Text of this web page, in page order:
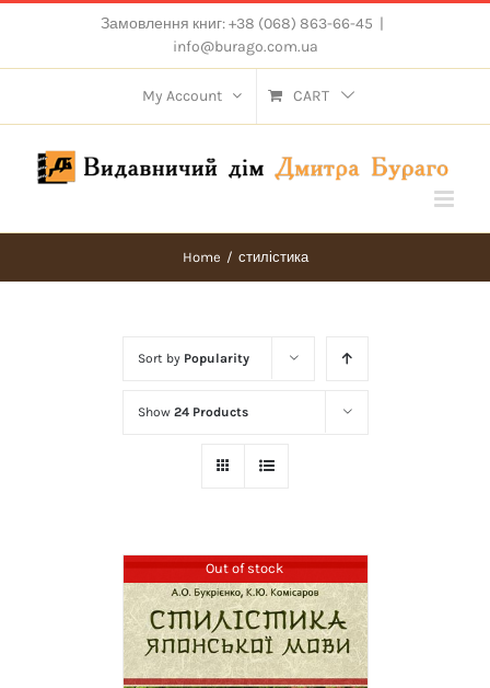
content
Замовлення книг: +38 (068) 863-66-45 |
info@burago.com.ua
My Account CART
Home / стилістика
Sort by Popularity
Show 24 Products
Out of stock